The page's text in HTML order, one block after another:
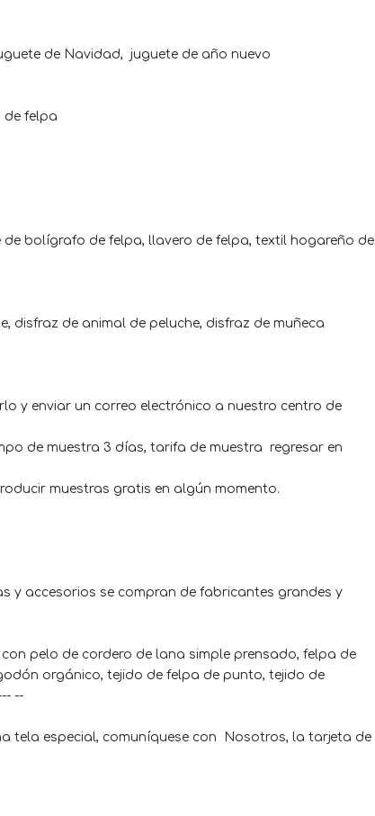
de Navidad, juguete de año nuevo
felpa
bolígrafo de felpa, llavero de felpa, textil hogareño de
disfraz de animal de peluche, disfraz de muñeca
y enviar un correo electrónico a nuestro centro de
de muestra 3 días, tarifa de muestra regresar en
muestras gratis en algún momento.
y accesorios se compran de fabricantes grandes y
pelo de cordero de lana simple prensado, felpa de
orgánico, tejido de felpa de punto, tejido de
--
tela especial, comuníquese con Nosotros, la tarjeta de